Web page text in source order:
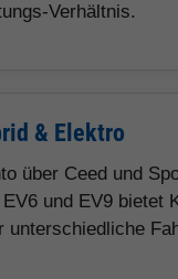
Verhältnis.
& Elektro
über Ceed und
und EV9 bietet
unterschiedliche